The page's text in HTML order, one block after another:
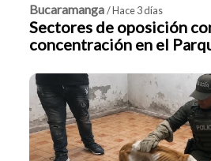
Bucaramanga / Hace 3 días
Sectores de oposición
concentración en el